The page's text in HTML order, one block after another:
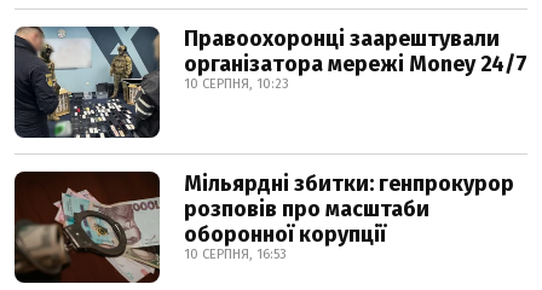
Правоохоронці заарештували
організатора мережі Money 24/7
10 СЕРПНЯ, 10:23
Мільярдні збитки: генпрокурор
розповів про масштаби
оборонної корупції
10 СЕРПНЯ, 16:53